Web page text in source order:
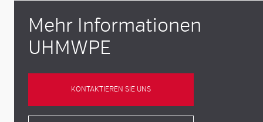
Mehr Informationen
UHMWPE
KONTAKTIEREN SIE UNS